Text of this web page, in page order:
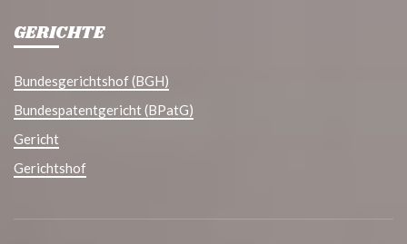
GERICHTE
Bundesgerichtshof (BGH)
Bundespatentgericht (BPatG)
Gericht
Gerichtshof